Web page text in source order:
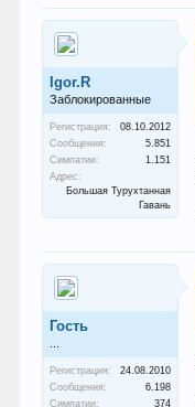
Igor.R
Заблокированные
Регистрация:
08.10.2012
Сообщения:
5.851
Симпатии:
1.151
Адрес:
Большая Турухтанная
Гавань
Гость
Регистрация:
24.08.2010
Сообщения:
6.198
Симпатии:
374